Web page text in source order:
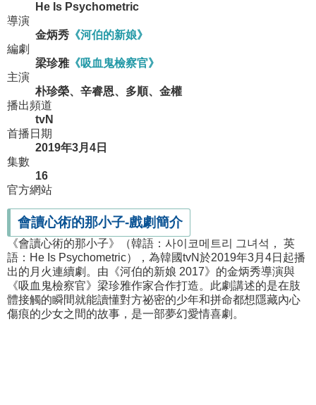
He Is Psychometric
導演
金炳秀 《河伯的新娘》
編劇
梁珍雅《吸血鬼檢察官》
主演
朴珍榮、辛睿恩、多順、金權
播出頻道
tvN
首播日期
2019年3月4日
集數
16
官方網站
會讀心術的那小子-戲劇簡介
《會讀心術的那小子》（韓語：사이코메트리 그녀석， 英
語：He Is Psychometric），為韓國tvN於2019年3月4日起播
出的月火連續劇。由《河伯的新娘 2017》的金炳秀導演與
《吸血鬼檢察官》梁珍雅作家合作打造。此劇講述的是在肢
體接觸的瞬間就能讀懂對方祕密的少年和拼命都想隱藏內心
傷痕的少女之間的故事，是一部夢幻愛情喜劇。